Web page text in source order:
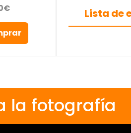
Lista de
la fotografía